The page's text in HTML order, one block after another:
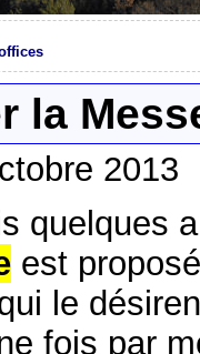
la
2013
quelques
est
le
fois par